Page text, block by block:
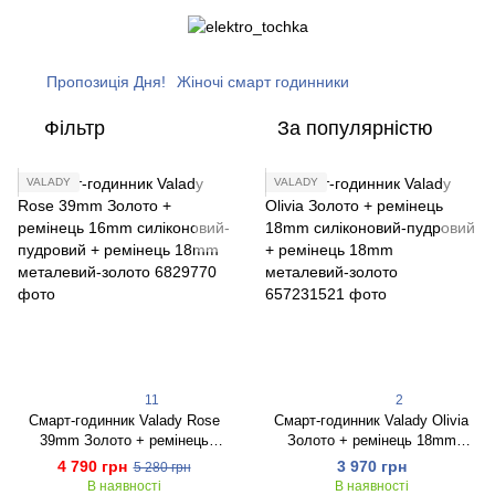
Пропозиція Дня! Жіночі смарт годинники
Фільтр За популярністю
VALADY
11
Смарт-годинник Valady Rose
39mm Золото + ремінець
16mm силіконовий-пудровий +
ремінець 18mm металевий-
4 790 грн 5 280 грн
В наявності
VALADY
2
Смарт-годинник Valady Olivia
Золото + ремінець 18mm
силіконовий-пудровий +
ремінець 18mm металевий-
3 970 грн
В наявності